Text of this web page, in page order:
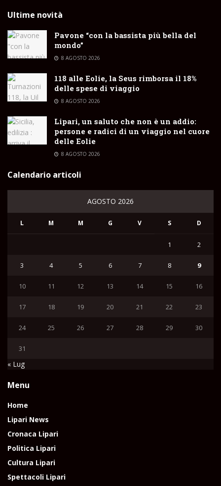
Ultime novità
Pavone “con la bassista più bella del
mondo”
8 AGOSTO 2026
118 alle Eolie, la Seus rimborsa il 18%
delle spese di viaggio
8 AGOSTO 2026
Lipari, un saluto che non è un addio:
persone e radici di un viaggio nel cuore
delle Eolie
8 AGOSTO 2026
Calendario articoli
AGOSTO 2026
L M M G V S D
1 2
3 4 5 6 7 8 9
10 11 12 13 14 15 16
17 18 19 20 21 22 23
24 25 26 27 28 29 30
31
« Lug
Menu
Home
Lipari News
Cronaca Lipari
Politica Lipari
Cultura Lipari
Spettacoli Lipari